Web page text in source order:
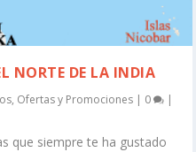
NORTE DE LA INDIA
, Ofertas y Promociones 0
que siempre te ha gustado